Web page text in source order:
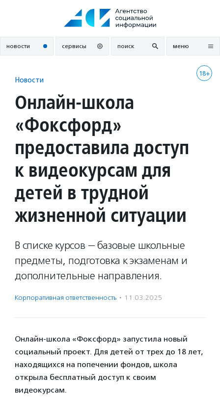
новости сервисы поиск меню
18+
Новости
Онлайн-школа
«Фоксфорд»
предоставила доступ
к видеокурсам для
детей в трудной
жизненной ситуации
В списке курсов — базовые школьные
предметы, подготовка к экзаменам и
дополнительные направления.
Корпоративная ответственность · 11.03.2025
Онлайн-школа «Фоксфорд» запустила новый
социальный проект. Для детей от трех до 18 лет,
находящихся на попечении фондов, школа
открыла бесплатный доступ к своим
видеокурсам.